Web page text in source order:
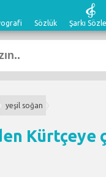
Sözlük Şarkı
yeşil soğan
Kürtçeye